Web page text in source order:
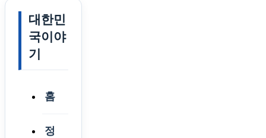
대한민
국이야
기
홈
정